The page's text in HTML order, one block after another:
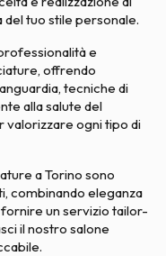
del tuo stile personale.
e
offrendo
tecniche di
alla salute del
valorizzare ogni tipo di
a Torino sono
combinando eleganza
un servizio tailor-
il nostro salone